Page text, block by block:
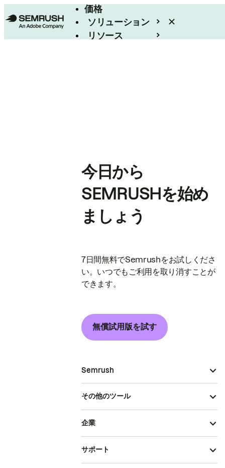
価格
ソリューション
リソース
今日から
SEMRUSHを始め
ましょう
7日間無料でSemrushをお試しくださ
い。いつでもご利用を取り消すことが
できます。
無償試用版を試す
Semrush
その他のツール
企業
サポート